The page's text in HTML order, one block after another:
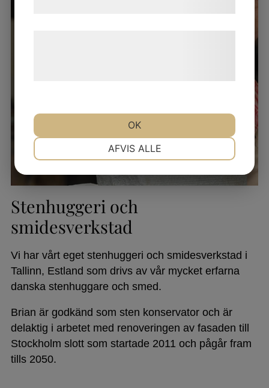
Stenhuggeri och
smidesverkstad
Vi har vårt eget stenhuggeri och smidesverkstad i
Tallinn, Estland som drivs av vår mycket erfarna
danska stenhuggare och smed.
Brian är godkänd som sten konservator och är
delaktig i arbetet med renoveringen av fasaden till
Stockholm slott som startade 2011 och pågår fram
tills 2050.
MARKETING STATISTIK
AFVIS ALLE
OK